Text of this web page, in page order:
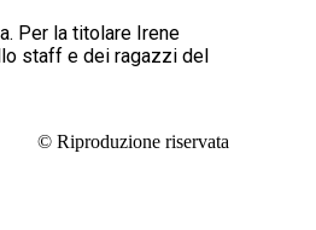
Per la titolare Irene
staff e dei ragazzi del
© Riproduzione riservata